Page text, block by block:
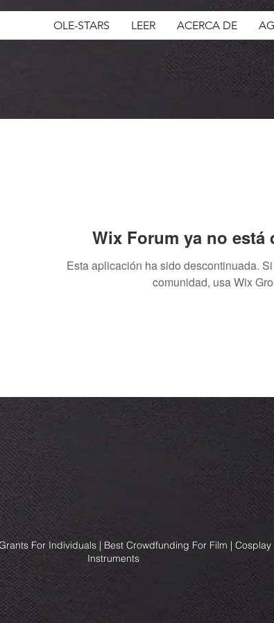
OLE-STARS LEER ACERCA DE
Wix Forum ya no
Esta aplicación ha sido descontinuada.
comunidad, usa Wix
For Individuals | Best Crowdfunding For Film |
Instruments